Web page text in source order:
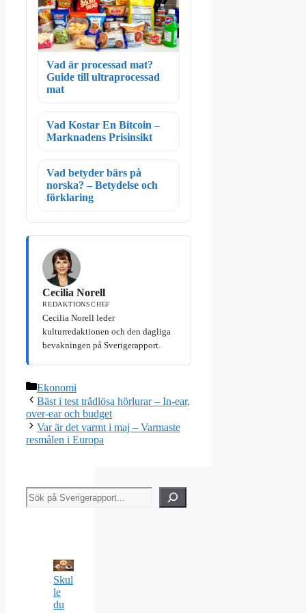
Vad är processad mat?
Guide till ultraprocessad
mat
Vad Kostar En Bitcoin –
Marknadens Prisinsikt
Vad betyder bärs på
norska? – Betydelse och
förklaring
Cecilia Norell
REDAKTIONSCHEF
Cecilia Norell leder
kulturredaktionen och den dagliga
bevakningen på Sverigerapport.
Kategorier
Ekonomi
Bäst i test trådlösa hörlurar – In-ear,
over-ear och budget
Var är det varmt i maj – Varmaste
resmålen i Europa
Sök
Skul
le
du